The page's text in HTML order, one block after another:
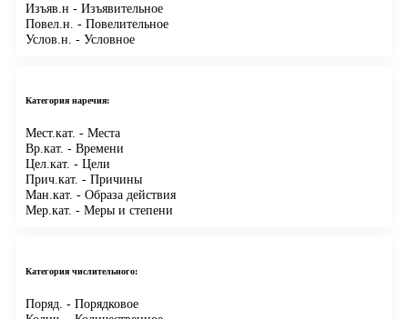
Изъяв.н - Изъявительное
Повел.н. - Повелительное
Услов.н. - Условное
Категория наречия:
Мест.кат. - Места
Вр.кат. - Времени
Цел.кат. - Цели
Прич.кат. - Причины
Ман.кат. - Образа действия
Мер.кат. - Меры и степени
Категория числительного:
Поряд. - Порядковое